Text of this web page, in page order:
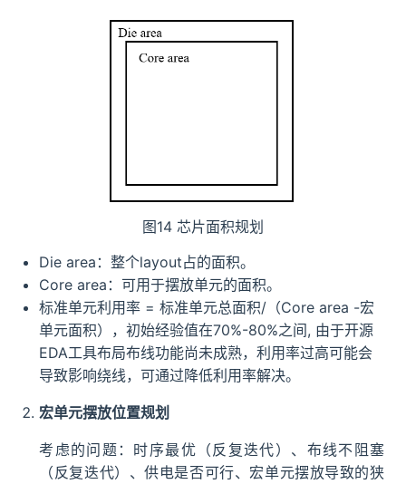
图14 芯片面积规划
Die area：整个layout占的面积。
Core area：可用于摆放单元的面积。
标准单元利用率 = 标准单元总面积/（Core area -宏
单元面积），初始经验值在70%-80%之间, 由于开源
EDA工具布局布线功能尚未成熟，利用率过高可能会
导致影响绕线，可通过降低利用率解决。
宏单元摆放位置规划
考虑的问题：时序最优（反复迭代）、布线不阻塞
（反复迭代）、供电是否可行、宏单元摆放导致的狭